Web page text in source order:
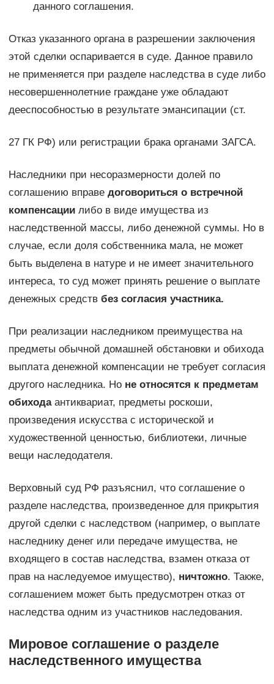
данного соглашения.
Отказ указанного органа в разрешении заключения
этой сделки оспаривается в суде. Данное правило
не применяется при разделе наследства в суде либо
несовершеннолетние граждане уже обладают
дееспособностью в результате эмансипации (ст.
27 ГК РФ) или регистрации брака органами ЗАГСА.
Наследники при несоразмерности долей по
соглашению вправе договориться о встречной
компенсациилибо в виде имущества из
наследственной массы, либо денежной суммы. Но в
случае, если доля собственника мала, не может
быть выделена в натуре и не имеет значительного
интереса, то суд может принять решение о выплате
денежных средств без согласия участника.
При реализации наследником преимущества на
предметы обычной домашней обстановки и обихода
выплата денежной компенсации не требует согласия
другого наследника. Но не относятся к предметам
обиходаантиквариат, предметы роскоши,
произведения искусства с исторической и
художественной ценностью, библиотеки, личные
вещи наследодателя.
Верховный суд РФ разъяснил, что соглашение о
разделе наследства, произведенное для прикрытия
другой сделки с наследством (например, о выплате
наследнику денег или передаче имущества, не
входящего в состав наследства, взамен отказа от
прав на наследуемое имущество), ничтожно. Также,
соглашением может быть предусмотрен отказ от
наследства одним из участников наследования.
Мировое соглашение о разделе
наследственного имущества